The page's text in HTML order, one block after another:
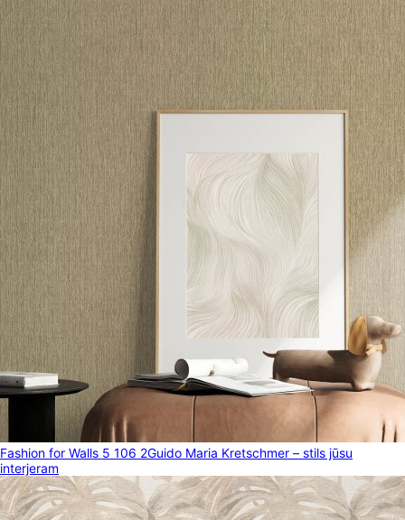
Fashion for Walls 5 106 2Guido Maria Kretschmer – stils jūsu
interjeram